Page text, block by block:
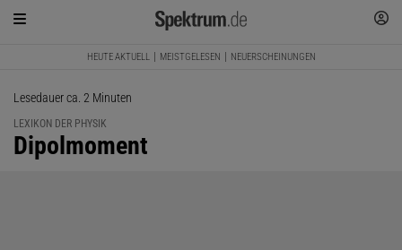
HEUTE AKTUELL MEISTGELESEN NEUERSCHEINUNGEN
Lesedauer ca. 2 Minuten
LEXIKON DER PHYSIK
:
Dipolmoment